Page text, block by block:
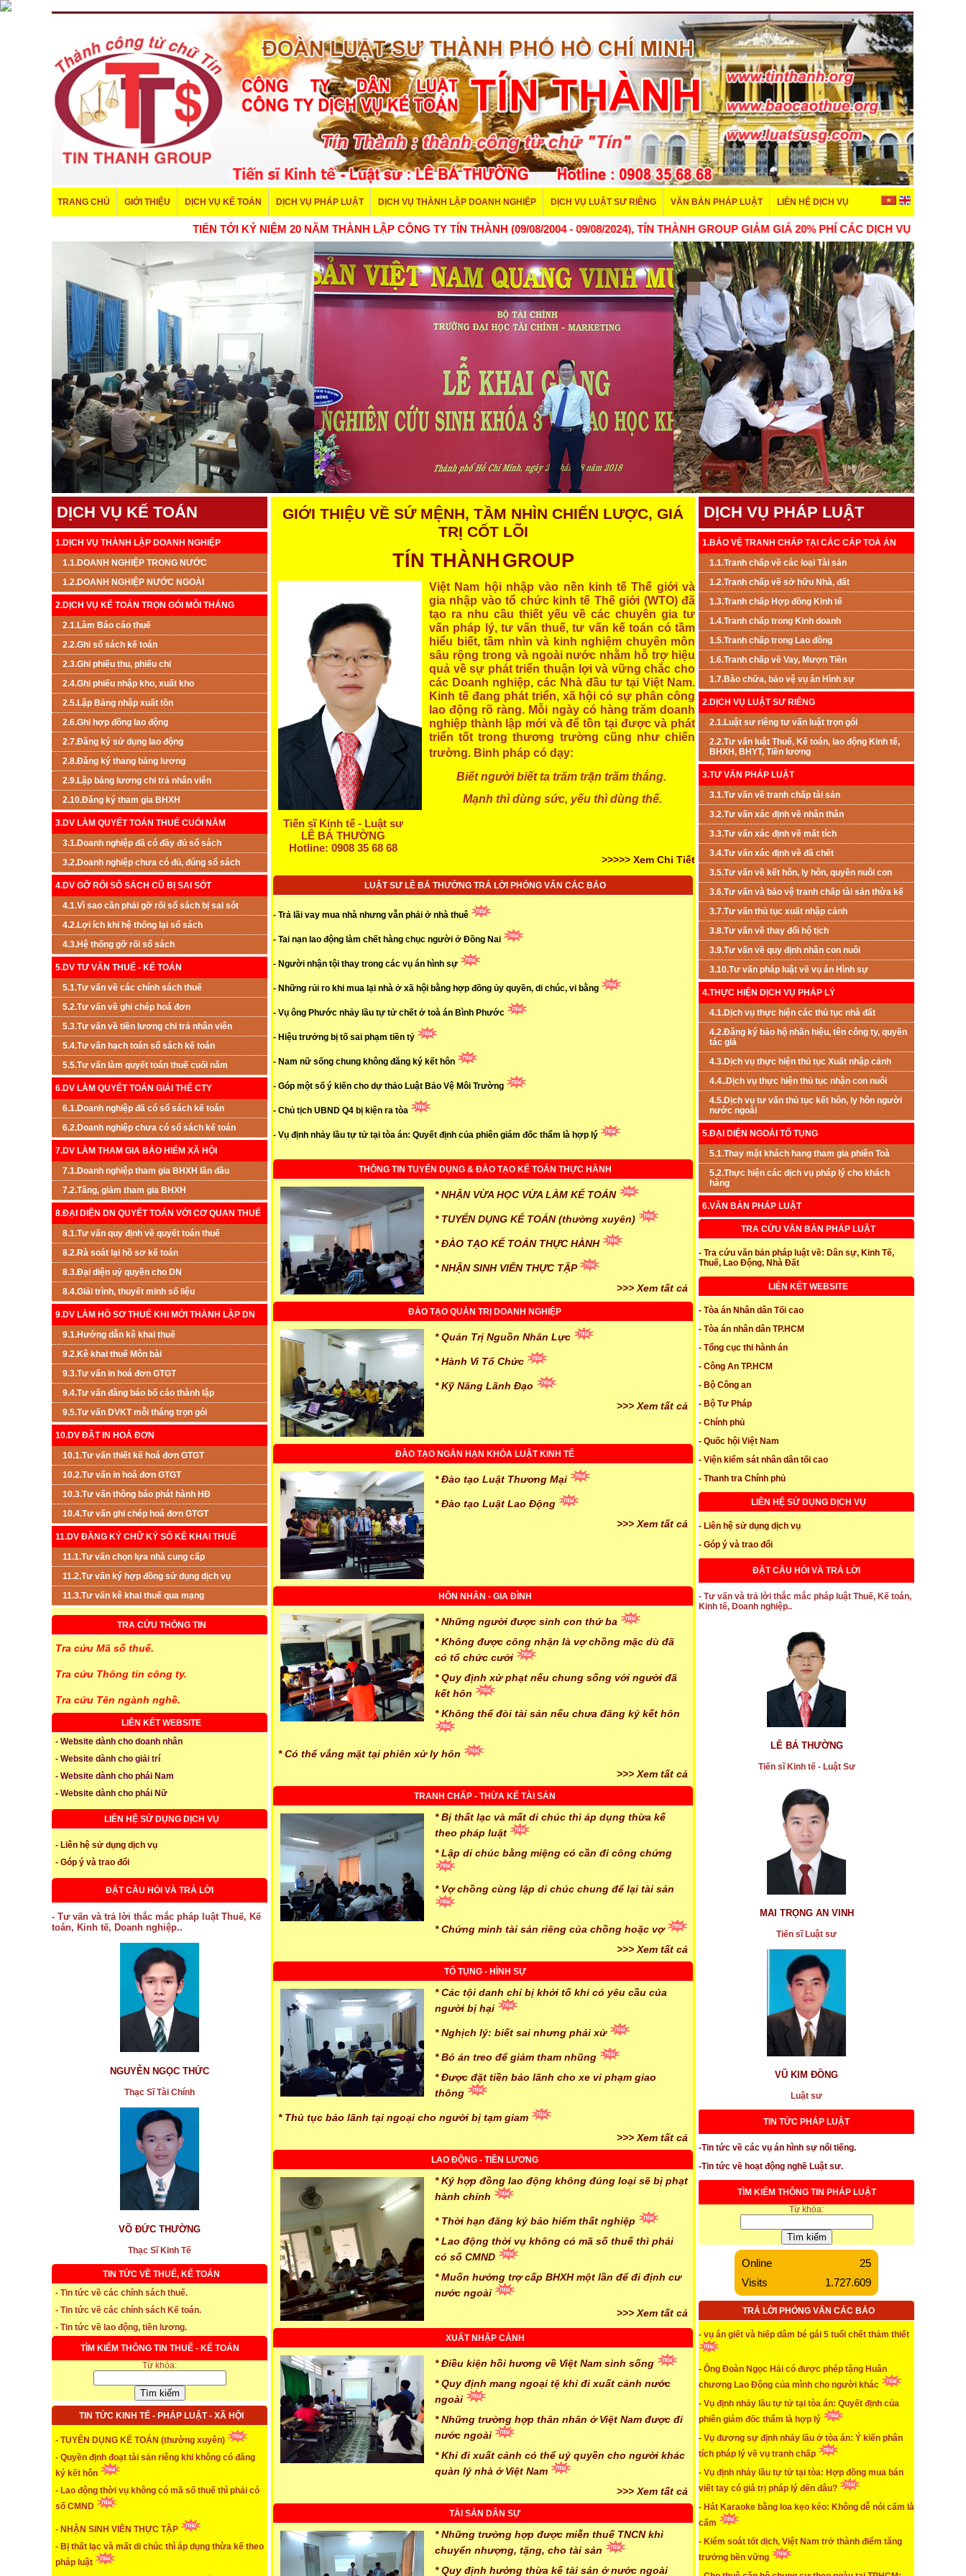
TRANG CHỦ GIỚI THIỆU DỊCH VỤ KẾ TOÁN DỊCH VỤ PHÁP LUẬT DỊCH VỤ THÀNH LẬP DOANH NGHIỆP DỊCH VỤ LUẬT SƯ RIÊNG VĂN BẢN PHÁP LUẬT LIÊN HỆ DỊCH VỤ
TIẾN TỚI KỶ NIỆM 20 NĂM THÀNH LẬP CÔNG TY TÍN THÀNH (09/08/2004 - 09/08/2024), TÍN THÀNH GROUP GIẢM GIÁ 20% PHÍ CÁC DỊCH VỤ
DỊCH VỤ KẾ TOÁN
1.DỊCH VỤ THÀNH LẬP DOANH NGHIỆP
1.1.DOANH NGHIỆP TRONG NƯỚC
1.2.DOANH NGHIỆP NƯỚC NGOÀI
2.DỊCH VỤ KẾ TOÁN TRỌN GÓI MỖI THÁNG
2.1.Làm Báo cáo thuế
2.2.Ghi sổ sách kế toán
2.3.Ghi phiếu thu, phiếu chi
2.4.Ghi phiếu nhập kho, xuất kho
2.5.Lập Bảng nhập xuất tồn
2.6.Ghi hợp đồng lao động
2.7.Đăng ký sử dụng lao động
2.8.Đăng ký thang bảng lương
2.9.Lập bảng lương chi trả nhân viên
2.10.Đăng ký tham gia BHXH
3.DV LÀM QUYẾT TOÁN THUẾ CUỐI NĂM
3.1.Doanh nghiệp đã có đầy đủ sổ sách
3.2.Doanh nghiệp chưa có đủ, đúng sổ sách
4.DV GỠ RỐI SỔ SÁCH CŨ BỊ SAI SÓT
4.1.Vì sao cần phải gỡ rối sổ sách bị sai sót
4.2.Lợi ích khi hệ thống lại sổ sách
4.3.Hệ thống gỡ rối sổ sách
5.DV TƯ VẤN THUẾ - KẾ TOÁN
5.1.Tư vấn về các chính sách thuế
5.2.Tư vấn về ghi chép hoá đơn
5.3.Tư vấn về tiền lương chi trả nhân viên
5.4.Tư vấn hạch toán sổ sách kế toán
5.5.Tư vấn làm quyết toán thuế cuối năm
6.DV LÀM QUYẾT TOÁN GIẢI THỂ CTY
6.1.Doanh nghiệp đã có sổ sách kế toán
6.2.Doanh nghiệp chưa có sổ sách kế toán
7.DV LÀM THAM GIA BẢO HIỂM XÃ HỘI
7.1.Doanh nghiệp tham gia BHXH lần đầu
7.2.Tăng, giảm tham gia BHXH
8.ĐẠI DIỆN DN QUYẾT TOÁN VỚI CƠ QUAN THUẾ
8.1.Tư vấn quy định về quyết toán thuế
8.2.Rà soát lại hồ sơ kế toán
8.3.Đại diện uỷ quyền cho DN
8.4.Giải trình, thuyết minh số liệu
9.DV LÀM HỒ SƠ THUẾ KHI MỚI THÀNH LẬP DN
9.1.Hướng dẫn kê khai thuế
9.2.Kê khai thuế Môn bài
9.3.Tư vấn in hoá đơn GTGT
9.4.Tư vấn đăng báo bố cáo thành lập
9.5.Tư vấn DVKT mỗi tháng trọn gói
10.DV ĐẶT IN HOÁ ĐƠN
10.1.Tư vấn thiết kế hoá đơn GTGT
10.2.Tư vấn in hoá đơn GTGT
10.3.Tư vấn thông báo phát hành HĐ
10.4.Tư vấn ghi chép hoá đơn GTGT
11.DV ĐĂNG KÝ CHỮ KÝ SỐ KÊ KHAI THUẾ
11.1.Tư vấn chọn lựa nhà cung cấp
11.2.Tư vấn ký hợp đồng sử dụng dịch vụ
11.3.Tư vấn kê khai thuế qua mạng
TRA CỨU THÔNG TIN
Tra cứu Mã số thuế.
Tra cứu Thông tin công ty.
Tra cứu Tên ngành nghề.
LIÊN KẾT WEBSITE
- Website dành cho doanh nhân
- Website dành cho giải trí
- Website dành cho phái Nam
- Website dành cho phái Nữ
LIÊN HỆ SỬ DỤNG DỊCH VỤ
- Liên hệ sử dụng dịch vụ
- Góp ý và trao đổi
ĐẶT CÂU HỎI VÀ TRẢ LỜI
- Tư vấn và trả lời thắc mắc pháp luật Thuế, Kế
toán, Kinh tế, Doanh nghiệp..
NGUYỄN NGỌC THỨC
Thạc Sĩ Tài Chính
VÕ ĐỨC THƯỜNG
Thạc Sĩ Kinh Tế
TIN TỨC VỀ THUẾ, KẾ TOÁN
- Tin tức về các chính sách thuế.
- Tin tức về các chính sách Kế toán.
- Tin tức về lao động, tiền lương.
TÌM KIẾM THÔNG TIN THUẾ - KẾ TOÁN
Từ khóa:
TIN TỨC KINH TẾ - PHÁP LUẬT - XÃ HỘI
- TUYỂN DỤNG KẾ TOÁN (thường xuyên)
- Quyền định đoạt tài sản riêng khi không có đăng
ký kết hôn
- Lao động thời vụ không có mã số thuế thì phải có
số CMND
- NHẬN SINH VIÊN THỰC TẬP
- Bị thất lạc và mất di chúc thì áp dụng thừa kế theo
pháp luật
* Thời hạn đăng ký bảo hiểm thất nghiệp
...xem chi tiết
* Thời hiệu xử phạt trong xây dựng
...xem chi tiết
* NHẬN SINH VIÊN THỰC TẬP
* ĐÀO TẠO KẾ TOÁN THỰC HÀNH
* TUYỂN DỤNG KẾ TOÁN (thường xuyên)
GIỚI THIỆU VỀ SỨ MỆNH, TẦM NHÌN CHIẾN LƯỢC, GIÁ
TRỊ CỐT LÕI
TÍN THÀNH GROUP
Việt Nam hội nhập vào nền kinh tế Thế giới và
gia nhập vào tổ chức kinh tế Thế giới (WTO) đã
tạo ra nhu cầu thiết yếu về các chuyên gia tư
vấn pháp lý, tư vấn thuế, tư vấn kế toán có tầm
hiểu biết, tầm nhìn và kinh nghiệm chuyên môn
sâu rộng trong và ngoài nước nhằm hỗ trợ hiệu
quả về sự phát triển thuận lợi và vững chắc cho
các Doanh nghiệp, các Nhà đầu tư tại Việt Nam.
Kinh tế đang phát triển, xã hội có sự phân công
lao động rõ ràng. Mỗi ngày có hàng trăm doanh
nghiệp thành lập mới và để tồn tại được và phát
triển tốt trong thương trường cũng như chiến
trường. Binh pháp có dạy:
Biết người biết ta trăm trận trăm thắng.
Mạnh thì dùng sức, yếu thì dùng thế.
Tiến sĩ Kinh tế - Luật sư
LÊ BÁ THƯỜNG
Hotline: 0908 35 68 68
>>>>> Xem Chi Tiết
LUẬT SƯ LÊ BÁ THƯỜNG TRẢ LỜI PHỎNG VẤN CÁC BÁO
- Trả lãi vay mua nhà nhưng vẫn phải ở nhà thuê
- Tai nạn lao động làm chết hàng chục người ở Đồng Nai
- Người nhận tội thay trong các vụ án hình sự
- Những rủi ro khi mua lại nhà ở xã hội bằng hợp đồng ủy quyền, di chúc, vi bằng
- Vụ ông Phước nhảy lầu tự tử chết ở toà án Bình Phước
- Hiệu trưởng bị tố sai phạm tiền tỷ
- Nam nữ sống chung không đăng ký kết hôn
- Góp một số ý kiến cho dự thảo Luật Bảo Vệ Môi Trường
- Chủ tịch UBND Q4 bị kiện ra tòa
- Vụ định nhảy lầu tự tử tại tòa án: Quyết định của phiên giám đốc thẩm là hợp lý
THÔNG TIN TUYỂN DỤNG & ĐÀO TẠO KẾ TOÁN THỰC HÀNH
* NHẬN VỪA HỌC VỪA LÀM KẾ TOÁN
* TUYỂN DỤNG KẾ TOÁN (thường xuyên)
* ĐÀO TẠO KẾ TOÁN THỰC HÀNH
* NHẬN SINH VIÊN THỰC TẬP
>>> Xem tất cả
ĐÀO TẠO QUẢN TRỊ DOANH NGHIỆP
* Quản Trị Nguồn Nhân Lực
* Hành Vi Tổ Chức
* Kỹ Năng Lãnh Đạo
>>> Xem tất cả
ĐÀO TẠO NGẮN HẠN KHÓA LUẬT KINH TẾ
* Đào tạo Luật Thương Mại
* Đào tạo Luật Lao Động
>>> Xem tất cả
HÔN NHÂN - GIA ĐÌNH
* Những người được sinh con thứ ba
* Không được công nhận là vợ chồng mặc dù đã
có tổ chức cưới
* Quy định xử phạt nếu chung sống với người đã
kết hôn
* Không thể đòi tài sản nếu chưa đăng ký kết hôn
* Có thể vắng mặt tại phiên xử ly hôn
>>> Xem tất cả
TRANH CHẤP - THỪA KẾ TÀI SẢN
* Bị thất lạc và mất di chúc thì áp dụng thừa kế
theo pháp luật
* Lập di chúc bằng miệng có cần đi công chứng
* Vợ chồng cùng lập di chúc chung để lại tài sản
* Chứng minh tài sản riêng của chồng hoặc vợ
>>> Xem tất cả
TỐ TỤNG - HÌNH SỰ
* Các tội danh chỉ bị khởi tố khi có yêu cầu của
người bị hại
* Nghịch lý: biết sai nhưng phải xử
* Bỏ án treo để giảm tham nhũng
* Được đặt tiền bảo lãnh cho xe vi phạm giao
thông
* Thủ tục bảo lãnh tại ngoại cho người bị tạm giam
>>> Xem tất cả
LAO ĐỘNG - TIỀN LƯƠNG
* Ký hợp đồng lao động không đúng loại sẽ bị phạt
hành chính
* Thời hạn đăng ký bảo hiểm thất nghiệp
* Lao động thời vụ không có mã số thuế thì phải
có số CMND
* Muốn hưởng trợ cấp BHXH một lần để đi định cư
nước ngoài
>>> Xem tất cả
XUẤT NHẬP CẢNH
* Điều kiện hồi hương về Việt Nam sinh sống
* Quy định mang ngoại tệ khi đi xuất cảnh nước
ngoài
* Những trường hợp thân nhân ở Việt Nam được đi
nước ngoài
* Khi đi xuất cảnh có thể uỷ quyền cho người khác
quàn lý nhà ở Việt Nam
>>> Xem tất cả
TÀI SẢN DÂN SỰ
* Những trường hợp được miễn thuế TNCN khi
chuyển nhượng, tặng, cho tài sản
* Quy định hưởng thừa kế tài sản ở nước ngoài
DỊCH VỤ PHÁP LUẬT
1.BẢO VỆ TRANH CHẤP TẠI CÁC CẤP TOÀ ÁN
1.1.Tranh chấp về các loại Tài sản
1.2.Tranh chấp về sở hữu Nhà, đất
1.3.Tranh chấp Hợp đồng Kinh tế
1.4.Tranh chấp trong Kinh doanh
1.5.Tranh chấp trong Lao đông
1.6.Tranh chấp về Vay, Mượn Tiền
1.7.Bào chữa, bảo vệ vụ án Hình sự
2.DỊCH VỤ LUẬT SƯ RIÊNG
2.1.Luật sư riêng tư vấn luật trọn gói
2.2.Tư vấn luật Thuế, Kế toán, lao động Kinh tế,
BHXH, BHYT, Tiền lương
3.TƯ VẤN PHÁP LUẬT
3.1.Tư vấn về tranh chấp tài sản
3.2.Tư vấn xác định về nhân thân
3.3.Tư vấn xác định về mất tích
3.4.Tư vấn xác định về đã chết
3.5.Tư vấn về kết hôn, ly hôn, quyền nuôi con
3.6.Tư vấn và bảo vệ tranh chấp tài sản thừa kế
3.7.Tư vấn thủ tục xuất nhập cảnh
3.8.Tư vấn về thay đổi hộ tịch
3.9.Tư vấn về quy định nhân con nuôi
3.10.Tư vấn pháp luật về vụ án Hình sự
4.THỰC HIỆN DỊCH VỤ PHÁP LÝ
4.1.Dịch vụ thực hiện các thủ tục nhà đất
4.2.Đăng ký bảo hộ nhãn hiệu, tên công ty, quyền
tác giả
4.3.Dịch vụ thực hiện thủ tục Xuất nhập cảnh
4.4..Dịch vụ thực hiện thủ tục nhận con nuôi
4.5.Dịch vụ tư vấn thủ tục kết hôn, ly hôn người
nước ngoài
5.ĐẠI DIỆN NGOÀI TỐ TỤNG
5.1.Thay mặt khách hang tham gia phiên Toà
5.2.Thực hiện các dịch vụ pháp lý cho khách
hàng
6.VĂN BẢN PHÁP LUẬT
TRA CỨU VĂN BẢN PHÁP LUẬT
- Tra cứu văn bản pháp luật về: Dân sự, Kinh Tế,
Thuế, Lao Động, Nhà Đất
LIÊN KẾT WEBSITE
- Tòa án Nhân dân Tối cao
- Tòa án nhân dân TP.HCM
- Tổng cục thi hành án
- Công An TP.HCM
- Bộ Công an
- Bộ Tư Pháp
- Chính phủ
- Quốc hội Việt Nam
- Viện kiểm sát nhân dân tối cao
- Thanh tra Chính phủ
LIÊN HỆ SỬ DỤNG DỊCH VỤ
- Liên hệ sử dụng dịch vụ
- Góp ý và trao đổi
ĐẶT CÂU HỎI VÀ TRẢ LỜI
- Tư vấn và trả lời thắc mắc pháp luật Thuế, Kế toán,
Kinh tế, Doanh nghiệp..
LÊ BÁ THƯỜNG
Tiến sĩ Kinh tế - Luật Sư
MAI TRỌNG AN VINH
Tiến sĩ Luật sư
VŨ KIM ĐỒNG
Luật sư
TIN TỨC PHÁP LUẬT
-Tin tức về các vụ án hình sự nổi tiếng.
-Tin tức về hoạt động nghề Luật sư.
TÌM KIẾM THÔNG TIN PHÁP LUẬT
Từ khóa:
Online
25
Visits
1.727.609
TRẢ LỜI PHỎNG VẤN CÁC BÁO
- vụ án giết và hiếp dâm bé gái 5 tuổi chết thảm thiết
- Ông Đoàn Ngọc Hải có được phép tặng Huân
chương Lao Động của mình cho người khác
- Vụ định nhảy lầu tự tử tại tòa án: Quyết định của
phiên giám đốc thẩm là hợp lý
- Vụ đương sự định nhảy lầu ở tòa án: Ý kiến phân
tích pháp lý về vụ tranh chấp
- Vụ định nhảy lầu tự tử tại tòa: Hợp đồng mua bán
viết tay có giá trị pháp lý đến đâu?
- Hát Karaoke bằng loa kẹo kéo: Không dễ nói cấm là
cấm
- Kiểm soát tốt dịch, Việt Nam trở thành điểm tăng
trưởng bền vững
* Vụ ông Phước nhảy lầu tự tử chết ở toà án Bình
* Mua nhầm dự án ảo vì nghe những lời quảng cáo
* Cảnh giác với thông tin mua bán nhà đất trên mạng
được quảng cáo sai sự thật, gây nhiễu loạn
* vụ án Pharma bán thuốc giả đang xét xử, kêu oan,
vụ “đương sự định nhảy lầu”
* Một người làm Hiệu trưởng đại học này kiêm Hiệu
phó đại học khác cùng thời gian được không
* Hành vi hủy hoại môi trường nghiêm trọng có thể bị
...xem chi tiết
* Bất động sản là miếng bánh ngon
...xem chi tiết
* Góp một số ý kiến cho dự thảo Luật Bảo Vệ Môi
...xem chi tiết
* Tiếp tục trả lời phỏng vấn về vụ án Pharma khi xuất
...xem chi tiết
* Vụ án tạt axit hủy hoại đời thiếu nữ ở Đồng Nai
* Chúng ta lái xe gắn máy có phải mua bảo hiểm
không
* vụ án giết và hiếp dâm bé gái 5 tuổi chết thảm thiết
* Vi phạm của Vinafood2 về 6.000m2
...xem chi tiết
mua đất bằng giấy tay
...xem chi tiết